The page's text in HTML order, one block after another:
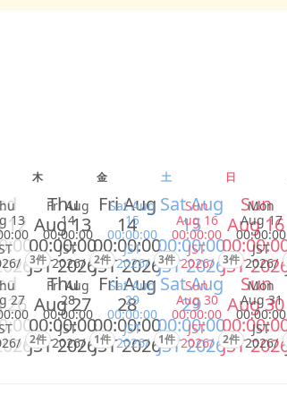
木 金 土 日
12
13
Thu
Aug 13
00:00:00
JST 2026
3件
Fri Aug
14
00:00:00
JST
2026/
Fri Aug
14
00:00:00
JST 2026
2件
Sat Aug
15
00:00:00
JST
2026/
Sat Aug
15
00:00:00
JST 2026
3件
Sun
Aug 16
00:00:00
JST
2026/
Sun
Aug 16
JST
3件
Mon
Aug 17
00:00:00
JST
2026/
26
27
Thu
Aug 27
00:00:00
JST 2026
2件
Fri Aug
28
00:00:00
JST
2026/
Fri Aug
28
00:00:00
JST 2026
1件
Sat Aug
29
00:00:00
JST
2026/
Sat Aug
29
00:00:00
JST 2026
1件
Sun
Aug 30
00:00:00
JST
2026/
Sun
Aug 30
JST
2件
Mon
Aug 31
00:00:00
JST
2026/